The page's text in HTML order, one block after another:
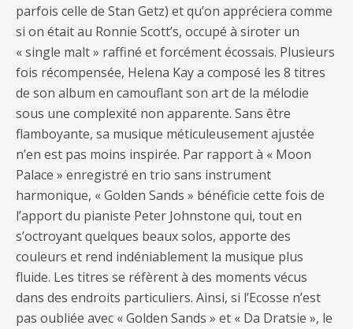
parfois celle de Stan Getz) et qu’on appréciera comme
si on était au Ronnie Scott’s, occupé à siroter un
« single malt » raffiné et forcément écossais. Plusieurs
fois récompensée, Helena Kay a composé les 8 titres
de son album en camouflant son art de la mélodie
sous une complexité non apparente. Sans être
flamboyante, sa musique méticuleusement ajustée
n’en est pas moins inspirée. Par rapport à « Moon
Palace » enregistré en trio sans instrument
harmonique, « Golden Sands » bénéficie cette fois de
l’apport du pianiste Peter Johnstone qui, tout en
s’octroyant quelques beaux solos, apporte des
couleurs et rend indéniablement la musique plus
fluide. Les titres se réfèrent à des moments vécus
dans des endroits particuliers. Ainsi, si l’Ecosse n’est
pas oubliée avec « Golden Sands » et « Da Dratsie », le